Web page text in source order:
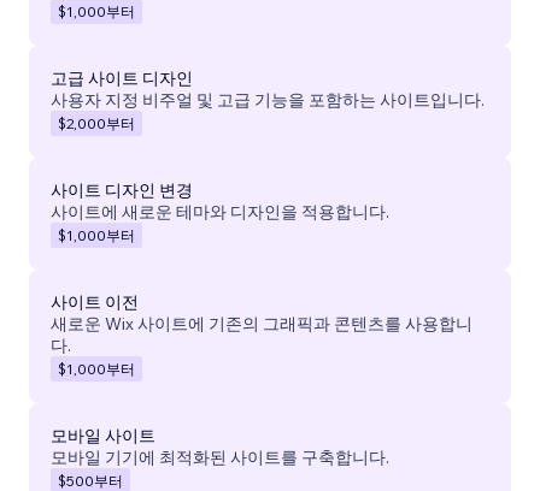
$1,000부터
고급 사이트 디자인
사용자 지정 비주얼 및 고급 기능을 포함하는 사이트입니다.
$2,000부터
사이트 디자인 변경
사이트에 새로운 테마와 디자인을 적용합니다.
$1,000부터
사이트 이전
새로운 Wix 사이트에 기존의 그래픽과 콘텐츠를 사용합니
다.
$1,000부터
모바일 사이트
모바일 기기에 최적화된 사이트를 구축합니다.
$500부터